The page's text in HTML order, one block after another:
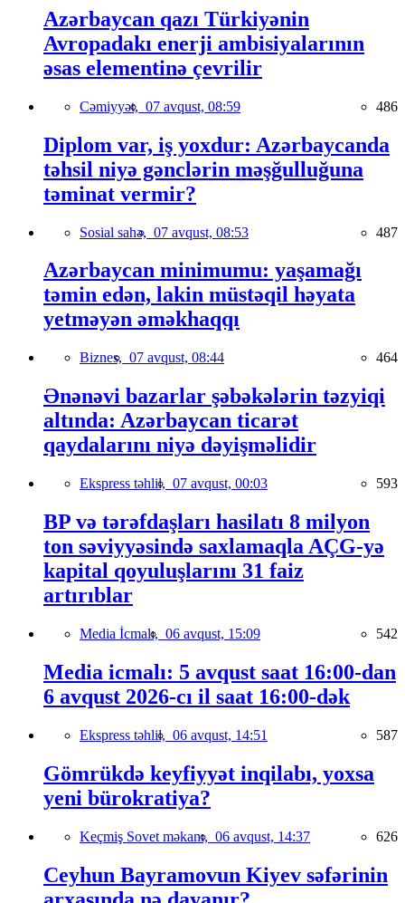
Azərbaycan qazı Türkiyənin
Avropadakı enerji ambisiyalarının
əsas elementinə çevrilir
Cəmiyyət, 07 avqust, 08:59 486
Diplom var, iş yoxdur: Azərbaycanda
təhsil niyə gənclərin məşğulluğuna
təminat vermir?
Sosial sahə, 07 avqust, 08:53 487
Azərbaycan minimumu: yaşamağı
təmin edən, lakin müstəqil həyata
yetməyən əməkhaqqı
Biznes, 07 avqust, 08:44 464
Ənənəvi bazarlar şəbəkələrin təzyiqi
altında: Azərbaycan ticarət
qaydalarını niyə dəyişməlidir
Ekspress təhlil, 07 avqust, 00:03 593
BP və tərəfdaşları hasilatı 8 milyon
ton səviyyəsində saxlamaqla AÇG-yə
kapital qoyuluşlarını 31 faiz
artırıblar
Media İcmalı, 06 avqust, 15:09 542
Media icmalı: 5 avqust saat 16:00-dan
6 avqust 2026-cı il saat 16:00-dək
Ekspress təhlil, 06 avqust, 14:51 587
Gömrükdə keyfiyyət inqilabı, yoxsa
yeni bürokratiya?
Keçmiş Sovet məkanı, 06 avqust, 14:37 626
Ceyhun Bayramovun Kiyev səfərinin